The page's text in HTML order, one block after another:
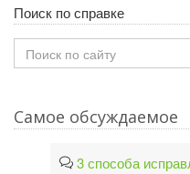
Поиск по справке
Самое обсуждаемое
3 способа